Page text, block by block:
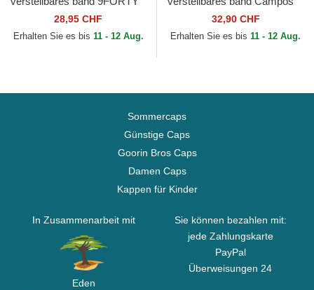
Outline der New York
Yankees MLB von New Era
28,95 CHF
Erhalten Sie es bis 11 - 12 Aug.
Racing 1998 von Kimoa
32,90 CHF
Erhalten Sie es bis 11 - 12 Aug.
Sommercaps
Günstige Caps
Goorin Bros Caps
Damen Caps
Kappen für Kinder
In Zusammenarbeit mit
Eden
Sie können bezahlen mit:
jede Zahlungskarte
PayPal
Überweisungen 24